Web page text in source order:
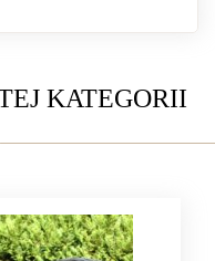
KATEGORII